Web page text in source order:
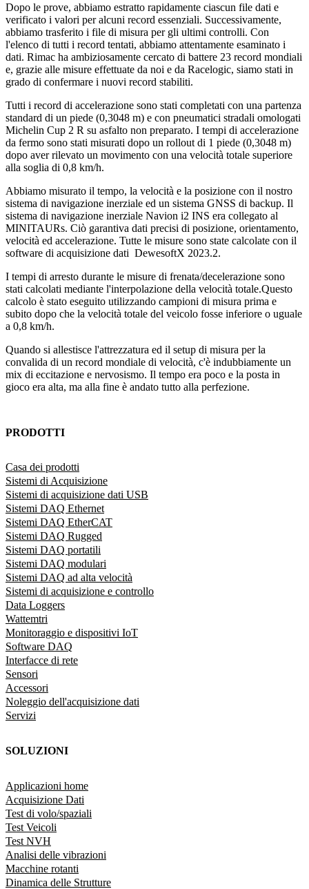
Dopo le prove, abbiamo estratto rapidamente ciascun file dati e
verificato i valori per alcuni record essenziali. Successivamente,
abbiamo trasferito i file di misura per gli ultimi controlli. Con
l'elenco di tutti i record tentati, abbiamo attentamente esaminato i
dati. Rimac ha ambiziosamente cercato di battere 23 record mondiali
e, grazie alle misure effettuate da noi e da Racelogic, siamo stati in
grado di confermare i nuovi record stabiliti.
Tutti i record di accelerazione sono stati completati con una partenza
standard di un piede (0,3048 m) e con pneumatici stradali omologati
Michelin Cup 2 R su asfalto non preparato. I tempi di accelerazione
da fermo sono stati misurati dopo un rollout di 1 piede (0,3048 m)
dopo aver rilevato un movimento con una velocità totale superiore
alla soglia di 0,8 km/h.
Abbiamo misurato il tempo, la velocità e la posizione con il nostro
sistema di navigazione inerziale ed un sistema GNSS di backup. Il
sistema di navigazione inerziale Navion i2 INS era collegato al
MINITAURs. Ciò garantiva dati precisi di posizione, orientamento,
velocità ed accelerazione. Tutte le misure sono state calcolate con il
software di acquisizione dati DewesoftX 2023.2.
I tempi di arresto durante le misure di frenata/decelerazione sono
stati calcolati mediante l'interpolazione della velocità totale.Questo
calcolo è stato eseguito utilizzando campioni di misura prima e
subito dopo che la velocità totale del veicolo fosse inferiore o uguale
a 0,8 km/h.
Quando si allestisce l'attrezzatura ed il setup di misura per la
convalida di un record mondiale di velocità, c'è indubbiamente un
mix di eccitazione e nervosismo. Il tempo era poco e la posta in
gioco era alta, ma alla fine è andato tutto alla perfezione.
PRODOTTI
Casa dei prodotti
Sistemi di Acquisizione
Sistemi di acquisizione dati USB
Sistemi DAQ Ethernet
Sistemi DAQ EtherCAT
Sistemi DAQ Rugged
Sistemi DAQ portatili
Sistemi DAQ modulari
Sistemi DAQ ad alta velocità
Sistemi di acquisizione e controllo
Data Loggers
Wattemtri
Monitoraggio e dispositivi IoT
Software DAQ
Interfacce di rete
Sensori
Accessori
Noleggio dell'acquisizione dati
Servizi
SOLUZIONI
Applicazioni home
Acquisizione Dati
Test di volo/spaziali
Test Veicoli
Test NVH
Analisi delle vibrazioni
Macchine rotanti
Dinamica delle Strutture